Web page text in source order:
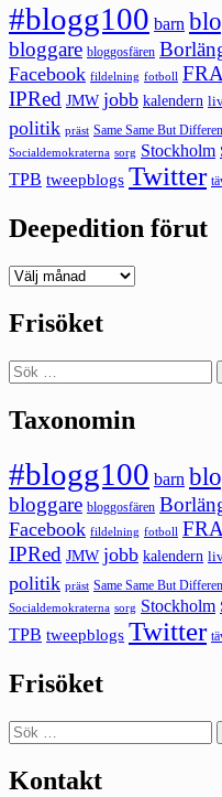
#blogg100 barn
bloggare bloggosfären
Facebook fildelning fotboll FRA
IPRed JMW jobb kalendern
politik präst Same Same But
Socialdemokraterna sorg Stockholm
TPB tweepblogs Twitter
Deepedition förut
Deepedition
Frisöket
Sök
efter:
Taxonomin
#blogg100 barn
bloggare bloggosfären
Facebook fildelning fotboll
IPRed JMW jobb kalendern
politik präst Same Same But
Socialdemokraterna sorg Stockholm
TPB tweepblogs Twitter
Frisöket
Sök
efter:
Kontakt